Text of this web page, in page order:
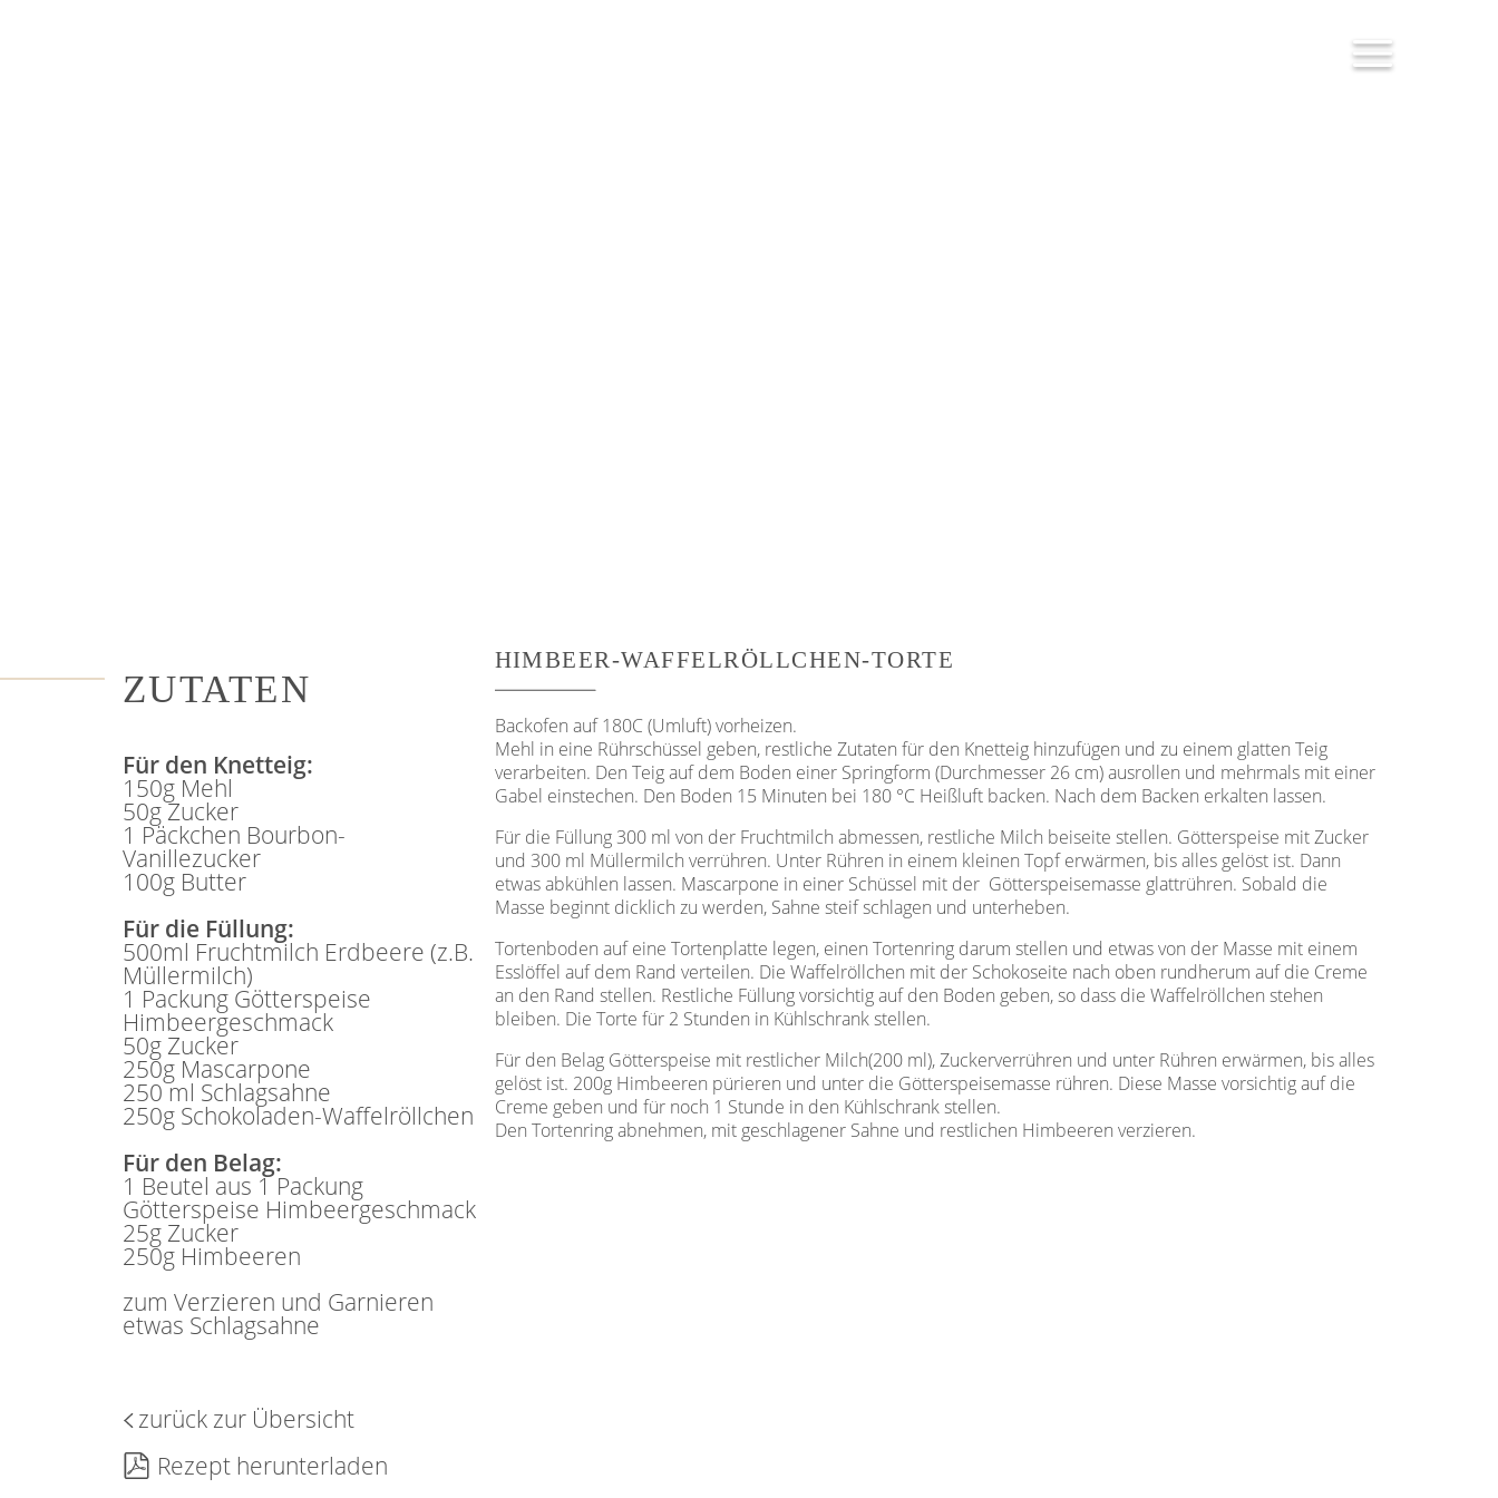
ZUTATEN
Für den Knetteig:
150g Mehl
50g Zucker
1 Päckchen Bourbon-
Vanillezucker
100g Butter
Für die Füllung:
500ml Fruchtmilch Erdbeere (z.B.
Müllermilch)
1 Packung Götterspeise
Himbeergeschmack
50g Zucker
250g Mascarpone
250 ml Schlagsahne
250g Schokoladen-Waffelröllchen
Für den Belag:
1 Beutel aus 1 Packung
Götterspeise Himbeergeschmack
25g Zucker
250g Himbeeren
zum Verzieren und Garnieren
etwas Schlagsahne
zurück zur Übersicht
Rezept herunterladen
HIMBEER-WAFFELRÖLLCHEN-TORTE
Backofen auf 180C (Umluft) vorheizen.
Mehl in eine Rührschüssel geben, restliche Zutaten für den Knetteig hinzufügen und zu einem glatten Teig
verarbeiten. Den Teig auf dem Boden einer Springform (Durchmesser 26 cm) ausrollen und mehrmals mit einer
Gabel einstechen. Den Boden 15 Minuten bei 180 °C Heißluft backen. Nach dem Backen erkalten lassen.
Für die Füllung 300 ml von der Fruchtmilch abmessen, restliche Milch beiseite stellen. Götterspeise mit Zucker
und 300 ml Müllermilch verrühren. Unter Rühren in einem kleinen Topf erwärmen, bis alles gelöst ist. Dann
etwas abkühlen lassen. Mascarpone in einer Schüssel mit der Götterspeisemasse glattrühren. Sobald die
Masse beginnt dicklich zu werden, Sahne steif schlagen und unterheben.
Tortenboden auf eine Tortenplatte legen, einen Tortenring darum stellen und etwas von der Masse mit einem
Esslöffel auf dem Rand verteilen. Die Waffelröllchen mit der Schokoseite nach oben rundherum auf die Creme
an den Rand stellen. Restliche Füllung vorsichtig auf den Boden geben, so dass die Waffelröllchen stehen
bleiben. Die Torte für 2 Stunden in Kühlschrank stellen.
Für den Belag Götterspeise mit restlicher Milch(200 ml), Zuckerverrühren und unter Rühren erwärmen, bis alles
gelöst ist. 200g Himbeeren pürieren und unter die Götterspeisemasse rühren. Diese Masse vorsichtig auf die
Creme geben und für noch 1 Stunde in den Kühlschrank stellen.
Den Tortenring abnehmen, mit geschlagener Sahne und restlichen Himbeeren verzieren.